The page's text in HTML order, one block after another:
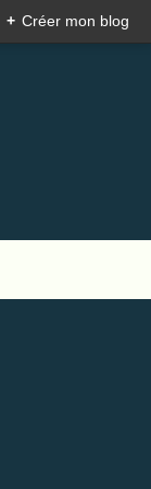
+ Créer mon blog